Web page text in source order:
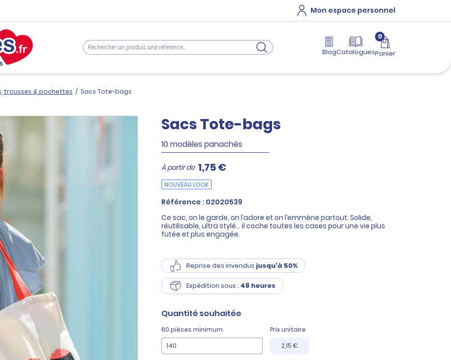
Mon espace personnel
BlogCatalogues
0
Panier
trousses & pochettes / Sacs Tote-bags
Sacs Tote-bags
10 modèles panachés
À partir de 1,75 €
NOUVEAU LOOK
Référence : 02020539
Ce sac, on le garde, on l’adore et on l’emmène partout. Solide,
réutilisable, ultra stylé… il coche toutes les cases pour une vie plus
futée et plus engagée.
Reprise des invendus jusqu'à 50%
Expédition sous : 48 heures
Quantité souhaitée
60 pièces minimum
Prix unitaire
2,15 €